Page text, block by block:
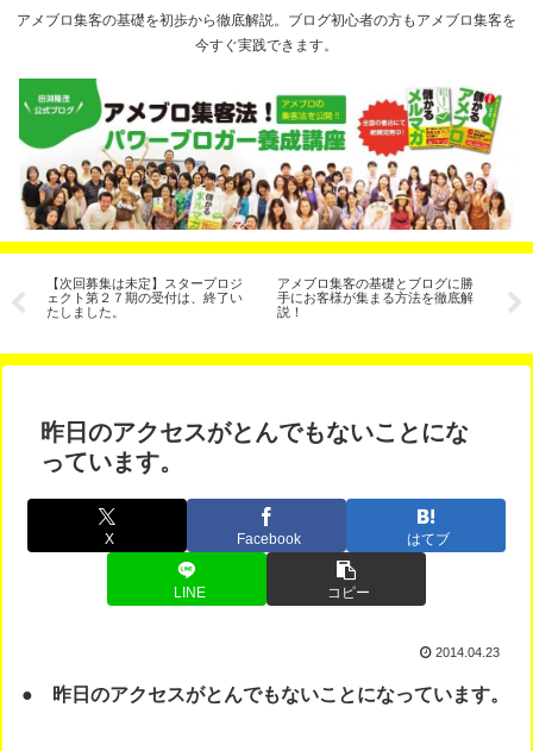
アメブロ集客の基礎を初歩から徹底解説。ブログ初心者の方もアメブロ集客を
今すぐ実践できます。
【次回募集は未定】スタープロジ
ェクト第２７期の受付は、終了い
たしました。
アメブロ集客の基礎とブログに勝
手にお客様が集まる方法を徹底解
説！
昨日のアクセスがとんでもないことにな
っています。
X Facebook はてブ
LINE コピー
2014.04.23
● 昨日のアクセスがとんでもないことになっています。